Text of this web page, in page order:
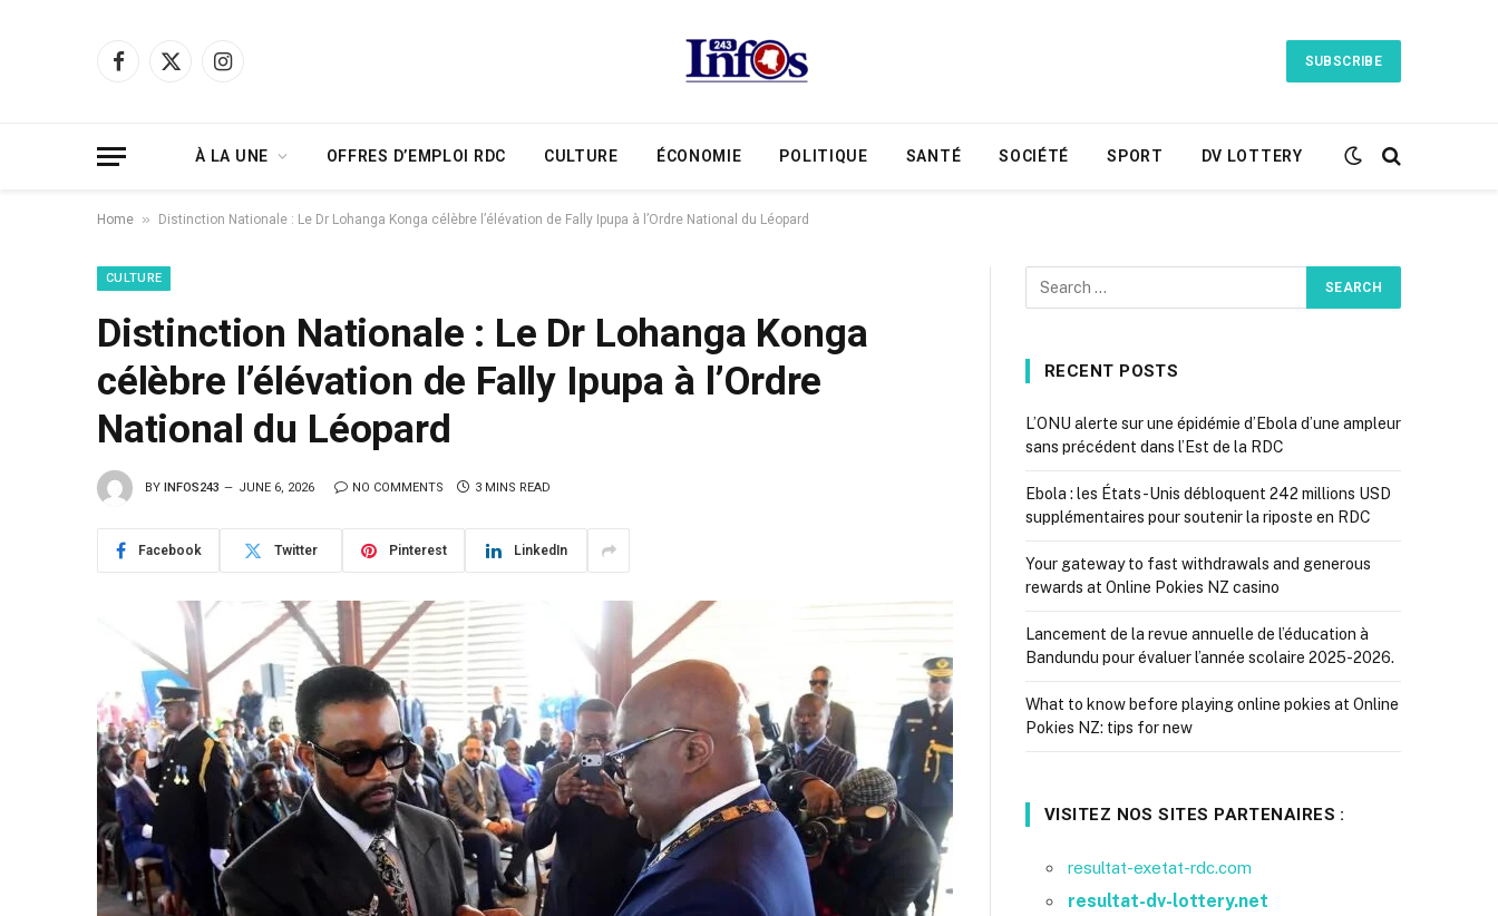
Facebook
X
Instagram
SUBSCRIBE
À LA UNE OFFRES D’EMPLOI RDC CULTURE ÉCONOMIE POLITIQUE SANTÉ SOCIÉTÉ SPORT DV LOTTERY
Home » Distinction Nationale : Le Dr Lohanga Konga célèbre l’élévation de Fally Ipupa à l’Ordre National du Léopard
CULTURE
Distinction Nationale : Le Dr Lohanga Konga
célèbre l’élévation de Fally Ipupa à l’Ordre
National du Léopard
BY INFOS243 JUNE 6, 2026 NO COMMENTS 3 MINS READ
Facebook Twitter Pinterest LinkedIn
RECENT POSTS
L’ONU alerte sur une épidémie d’Ebola d’une ampleur
sans précédent dans l’Est de la RDC
Ebola : les États-Unis débloquent 242 millions USD
supplémentaires pour soutenir la riposte en RDC
Your gateway to fast withdrawals and generous
rewards at Online Pokies NZ casino
Lancement de la revue annuelle de l’éducation à
Bandundu pour évaluer l’année scolaire 2025-2026.
What to know before playing online pokies at Online
Pokies NZ: tips for new
VISITEZ NOS SITES PARTENAIRES :
resultat-exetat-rdc.com
resultat-dv-lottery.net